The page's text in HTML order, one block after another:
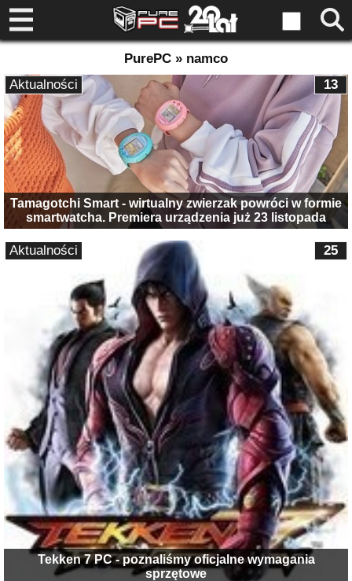
PurePC » namco
Tamagotchi Smart - wirtualny zwierzak powróci w formie
smartwatcha. Premiera urządzenia już 23 listopada
13
Aktualności
Tekken 7 PC - poznaliśmy oficjalne wymagania
sprzętowe
25
Aktualności